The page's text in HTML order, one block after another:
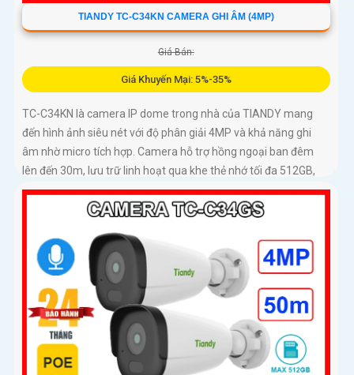
TIANDY TC-C34KN CAMERA GHI ÂM (4MP)
Giá Bán:
Giá Khuyến Mại: 5%-35%
TC-C34KN là camera IP dome trong nhà của TIANDY mang
đến hình ảnh siêu nét với độ phân giải 4MP và khả năng ghi
âm nhờ micro tích hợp. Camera hỗ trợ hồng ngoại ban đêm
lên đến 30m, lưu trữ linh hoạt qua khe thẻ nhớ tối đa 512GB,
đáp ứng nhu cầu giám sát 24/7